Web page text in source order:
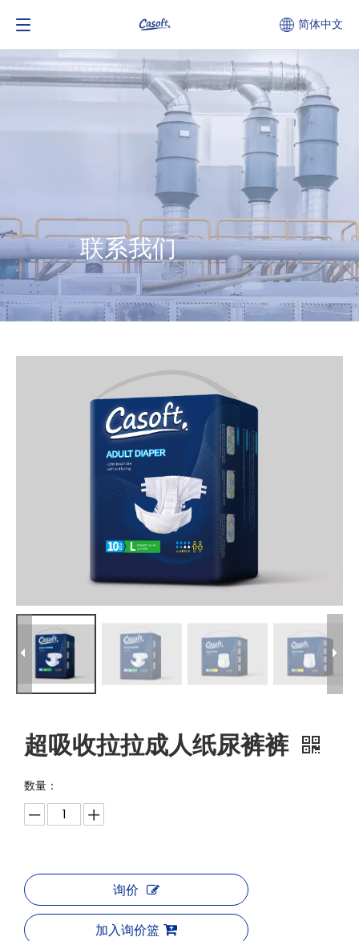
简体中文
联系我们
超吸收拉拉成人纸尿裤裤
数量：
询价
加入询价篮